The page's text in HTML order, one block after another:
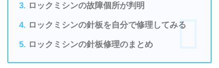
ロックミシンの故障個所が判明
ロックミシンの針板を自分で修理してみる
ロックミシンの針板修理のまとめ